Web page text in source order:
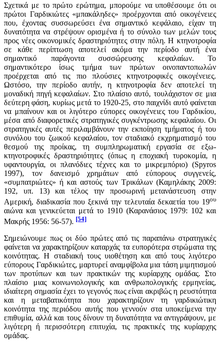
Σχετικά με το πρώτο ερώτημα, μπορούμε να υποθέσουμε ότι οι
πρώτοι Γαρδικιώτες «μπακάληδες» προέρχονται από οικογένειες
που, έχοντας συσσωρεύσει ένα σημαντικό κεφάλαιο, είχαν τη
δυνατότητα να στρέψουν ορισμένα ή το σύνολο των μελών τους
προς νέες οικονομικές δραστηριότητες στην πόλη. Η κτηνοτροφία
σε κάθε περίπτωση αποτελεί ακόμα την περίοδο αυτή ένα
σημαντικό παράγοντα συσσώρευσης κεφαλαίων. Το
σημαντικότερο ίσως τμήμα των πρώτων οινοπαντοπωλών
προέρχεται από τις πιο πλούσιες κτηνοτροφικές οικογένειες.
Ωστόσο, την περίοδο αυτήν, η κτηνοτροφία δεν αποτελεί τη
μοναδική πηγή κεφαλαίων. Στο πλαίσιο αυτό, τουλάχιστον σε μια
δεύτερη φάση, κυρίως μετά το 1920-25, στο παιχνίδι αυτό φαίνεται
να μπαίνουν και οι λιγότερο εύπορες οικογένειες του Γαρδικίου,
μέσα από διαφορετικές στρατηγικές συγκέντρωσης κεφαλαίου. Οι
στρατηγικές αυτές περιλαμβάνουν την εκποίηση τμήματος ή του
συνόλου του ζωικού κεφαλαίου, τον σταδιακό εκχρηματισμό του
θεσμού της προίκας, τη συμπληρωματική εργασία σε εξω-
κτηνοτροφικές δραστηριότητες (όπως η εποχιακή τυροκομία, η
υφαντουργία, οι πλανόδιες τέχνες και το μικρεμπόριο) (Spyros
1997), τον δανεισμό χρημάτων από εύπορους συγγενείς,
«συμπατριώτες» ή και αστούς των Τρικάλων (Καμηλάκης 2009:
192, υπ. 13) και τέλος την προσωρινή μετανάστευση στην
Αμερική, διαδικασία που ξεκινά την τελευταία δεκαετία του 19ου
αιώνα και γενικεύεται μετά το 1910 (Καρανάσιος 1979: 102 και
Μακρής 1956: 56-57). [54]
Σημειώνουμε πως οι δύο πρώτες από τις παραπάνω στρατηγικές
φαίνεται να χαρακτηρίζουν καταρχάς τα ευπορότερα στρώματα της
κοινότητας. Η σταδιακή τους υιοθέτηση και από τους λιγότερο
εύπορους Γαρδικιώτες, μαρτυρεί αναμφίβολα μια τάση μιμητισμού
των προτύπων και των πρακτικών της κυρίαρχης ομάδας. Στο
πλαίσιο μιας κοινωνιολογικής και ανθρωπολογικής ερμηνείας,
ιδιαίτερη σημασία έχει το γεγονός πως είναι ακριβώς η ρευστότητα
και η μεταβατικότητα που χαρακτηρίζουν τη γαρδικιώτικη
κοινότητα της περιόδου αυτής που γεννούν στα υποκείμενα την
επιθυμία, αλλά και τους δίνουν τη δυνατότητα να αντιγράψουν, με
λιγότερη ή περισσότερη επιτυχία, τις πρακτικές της κυρίαρχης
ομάδας.